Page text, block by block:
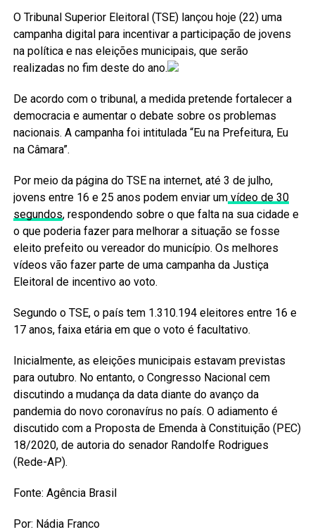
O Tribunal Superior Eleitoral (TSE) lançou hoje (22) uma
campanha digital para incentivar a participação de jovens
na política e nas eleições municipais, que serão
realizadas no fim deste do ano.
De acordo com o tribunal, a medida pretende fortalecer a
democracia e aumentar o debate sobre os problemas
nacionais. A campanha foi intitulada “Eu na Prefeitura, Eu
na Câmara”.
Por meio da página do TSE na internet, até 3 de julho,
jovens entre 16 e 25 anos podem enviar umvídeo de 30
segundos, respondendo sobre o que falta na sua cidade e
o que poderia fazer para melhorar a situação se fosse
eleito prefeito ou vereador do município. Os melhores
vídeos vão fazer parte de uma campanha da Justiça
Eleitoral de incentivo ao voto.
Segundo o TSE, o país tem 1.310.194 eleitores entre 16 e
17 anos, faixa etária em que o voto é facultativo.
Inicialmente, as eleições municipais estavam previstas
para outubro. No entanto, o Congresso Nacional cem
discutindo a mudança da data diante do avanço da
pandemia do novo coronavírus no país. O adiamento é
discutido com a Proposta de Emenda à Constituição (PEC)
18/2020, de autoria do senador Randolfe Rodrigues
(Rede-AP).
Fonte: Agência Brasil
Por: Nádia Franco